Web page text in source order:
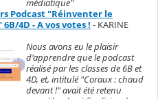
médiatique"
Podcast "Réinventer le
4D - A vos votes ! - KARINE
Nous avons eu le plaisir
d'apprendre que le podcast
réalisé par les classes de 6B et
4D, et, intitulé "Coraux : chaud
devant !" avait été retenu